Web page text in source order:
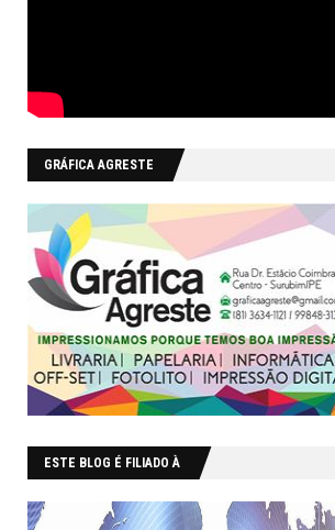
GRÁFICA AGRESTE
ESTE BLOG É FILIADO À